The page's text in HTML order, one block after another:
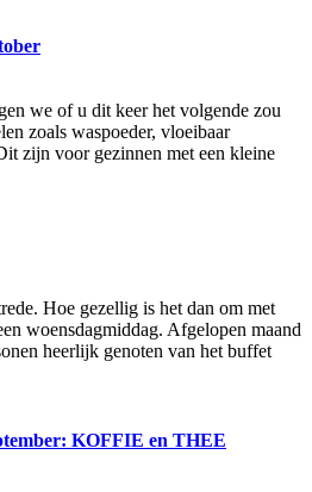
we of u dit keer het volgende zou
zoals waspoeder, vloeibaar
zijn voor gezinnen met een kleine
Hoe gezellig is het dan om met
woensdagmiddag. Afgelopen maand
heerlijk genoten van het buffet
KOFFIE en THEE